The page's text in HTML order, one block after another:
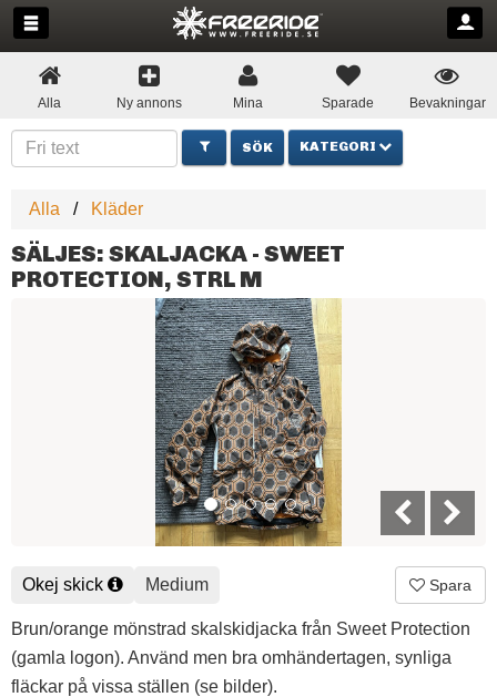
Alla Ny annons Mina Sparade Bevakningar
KATEGORI
Alla Kläder
SÄLJES: SKALJACKA - SWEET
PROTECTION, STRL M
Spara
Okej skick Medium
Brun/orange mönstrad skalskidjacka från Sweet Protection
(gamla logon). Använd men bra omhändertagen, synliga
fläckar på vissa ställen (se bilder).